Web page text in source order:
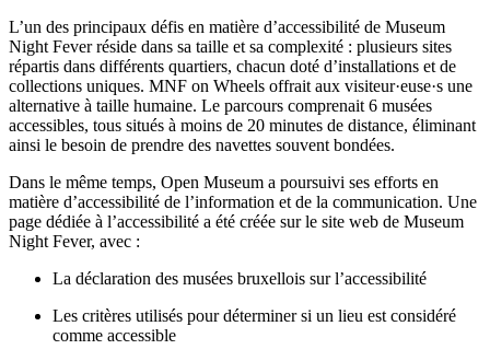
L’un des principaux défis en matière d’accessibilité de Museum
Night Fever réside dans sa taille et sa complexité : plusieurs sites
répartis dans différents quartiers, chacun doté d’installations et de
collections uniques. MNF on Wheels offrait aux visiteur·euse·s une
alternative à taille humaine. Le parcours comprenait 6 musées
accessibles, tous situés à moins de 20 minutes de distance, éliminant
ainsi le besoin de prendre des navettes souvent bondées.
Dans le même temps, Open Museum a poursuivi ses efforts en
matière d’accessibilité de l’information et de la communication. Une
page dédiée à l’accessibilité a été créée sur le site web de Museum
Night Fever, avec :
La déclaration des musées bruxellois sur l’accessibilité
Les critères utilisés pour déterminer si un lieu est considéré
comme accessible